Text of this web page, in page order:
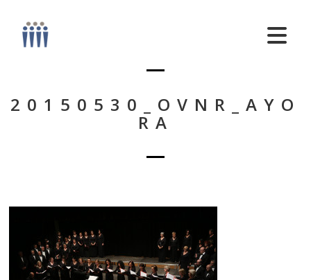
20150530_OVNR_AYO
RA